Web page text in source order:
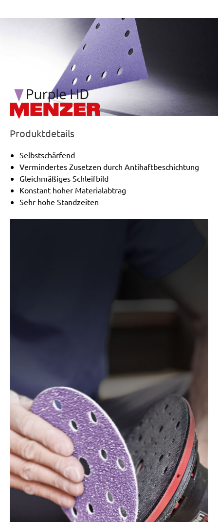
/marketing/parallax/menzer/parallax_logos/
Produktdetails
Selbstschärfend
Vermindertes Zusetzen durch Antihaftbeschichtung
Gleichmäßiges Schleifbild
Konstant hoher Materialabtrag
Sehr hohe Standzeiten